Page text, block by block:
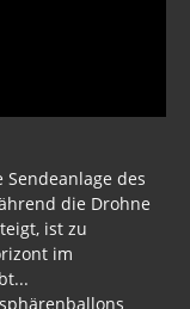
des
die Drohne
ist zu
im